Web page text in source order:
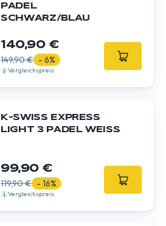
PADEL
SCHWARZ/BLAU
140,90 €
149,90 € - 6%
Vergleichspreis
K-SWISS EXPRESS
LIGHT 3 PADEL WEISS
99,90 €
119,90 € - 16%
Vergleichspreis